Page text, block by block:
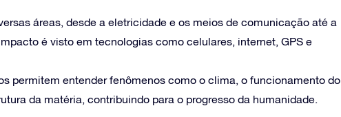
áreas, desde a eletricidade e os meios de comunicação até a
é visto em tecnologias como celulares, internet, GPS e
permitem entender fenômenos como o clima, o funcionamento do
da matéria, contribuindo para o progresso da humanidade.